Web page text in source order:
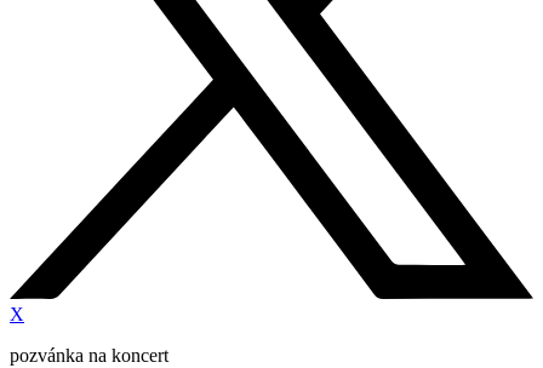
X
pozvánka na koncert